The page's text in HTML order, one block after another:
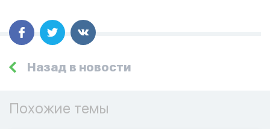
Назад в новости
Похожие темы